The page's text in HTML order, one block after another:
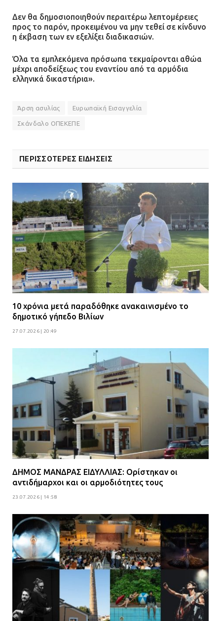
Δεν θα δημοσιοποιηθούν περαιτέρω λεπτομέρειες
προς το παρόν, προκειμένου να μην τεθεί σε κίνδυνο
η έκβαση των εν εξελίξει διαδικασιών.
Όλα τα εμπλεκόμενα πρόσωπα τεκμαίρονται αθώα
μέχρι αποδείξεως του εναντίου από τα αρμόδια
ελληνικά δικαστήρια».
Άρση ασυλίας Ευρωπαϊκή Εισαγγελία
Σκάνδαλο ΟΠΕΚΕΠΕ
ΠΕΡΙΣΣΟΤΕΡΕΣ ΕΙΔΗΣΕΙΣ
10 χρόνια μετά παραδόθηκε ανακαινισμένο το
δημοτικό γήπεδο Βιλίων
27.07.2026 | 20:49
ΔΗΜΟΣ ΜΑΝΔΡΑΣ ΕΙΔΥΛΛΙΑΣ: Ορίστηκαν οι
αντιδήμαρχοι και οι αρμοδιότητες τους
23.07.2026 | 14:58